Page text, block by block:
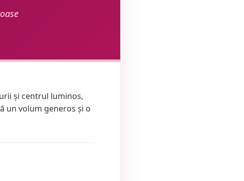
și centrul luminos,
un volum generos și o